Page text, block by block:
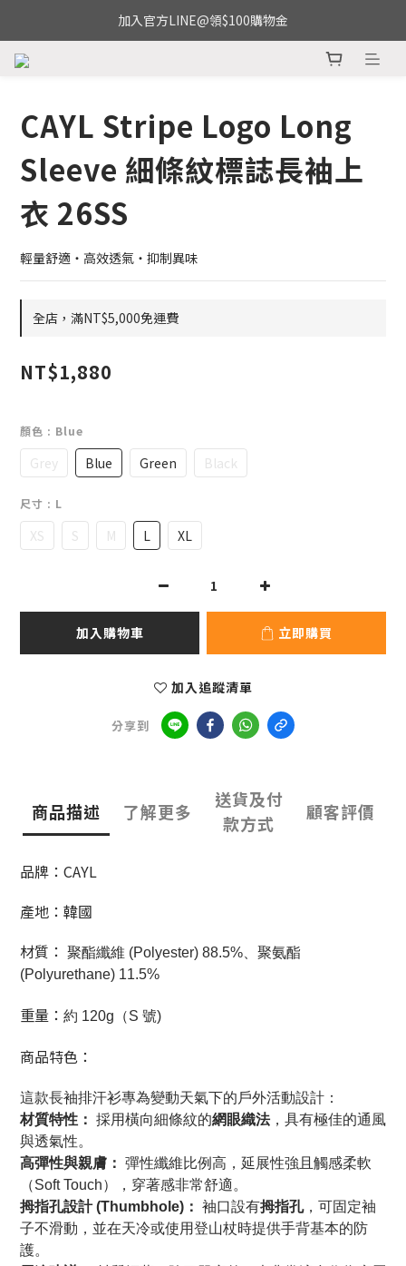
加入官方LINE@領$100購物金
CAYL Stripe Logo Long
Sleeve 細條紋標誌長袖上
衣 26SS
輕量舒適・高效透氣・抑制異味
全店，滿NT$5,000免運費
NT$1,880
顏色 : Blue
Grey Blue Green Black
尺寸 : L
XS S M L XL
加入購物車 立即購買
加入追蹤清單
分享到
商品描述 了解更多
送貨及付
款方式
顧客評價
品牌：CAYL
產地：韓國
材質： 聚酯纖維 (Polyester) 88.5%、聚氨酯
(Polyurethane) 11.5%
重量： 約 120g （S 號)
商品特色：
這款長袖排汗衫專為變動天氣下的戶外活動設計：
材質特性： 採用橫向細條紋的網眼織法，具有極佳的通風
與透氣性。
高彈性與親膚： 彈性纖維比例高，延展性強且觸感柔軟
（Soft Touch），穿著感非常舒適。
拇指孔設計 (Thumbhole)： 袖口設有拇指孔，可固定袖
子不滑動，並在天冷或使用登山杖時提供手背基本的防
護。